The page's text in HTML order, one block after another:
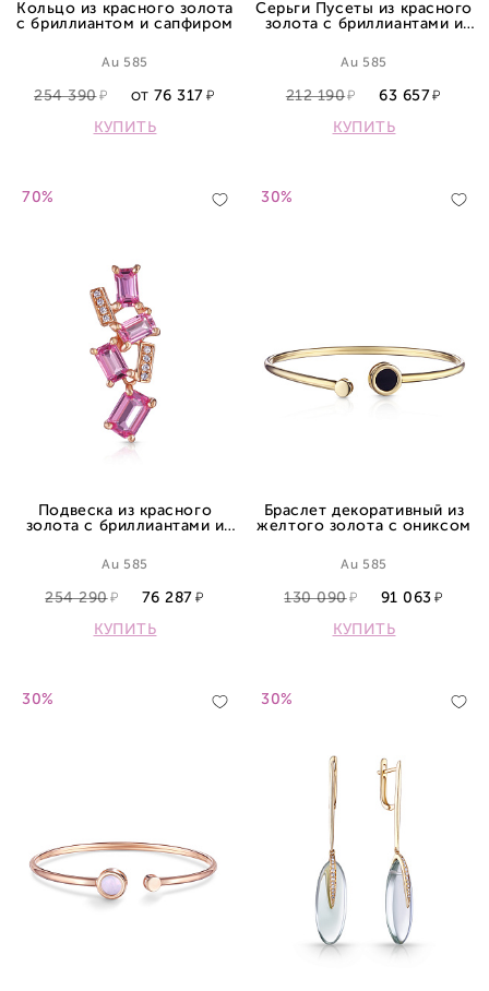
Кольцо из красного золота
с бриллиантом и сапфиром
Au 585
254 390 ОТ 76 317
КУПИТЬ
Серьги Пусеты из красного
золота с бриллиантами и
Au 585
212 190
63 657
КУПИТЬ
70%
Подвеска из красного
золота с бриллиантами и
Au 585
254 290
76 287
КУПИТЬ
30%
Браслет декоративный из
желтого золота с ониксом
Au 585
130 090
91 063
КУПИТЬ
30% 30%